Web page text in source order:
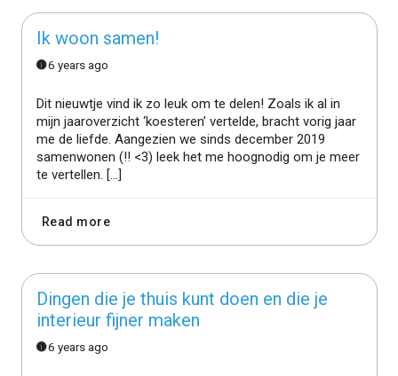
Ik woon samen!
6 years ago
Dit nieuwtje vind ik zo leuk om te delen! Zoals ik al in
mijn jaaroverzicht ‘koesteren’ vertelde, bracht vorig jaar
me de liefde. Aangezien we sinds december 2019
samenwonen (!! <3) leek het me hoognodig om je meer
te vertellen. […]
Read more
Dingen die je thuis kunt doen en die je
interieur fijner maken
6 years ago